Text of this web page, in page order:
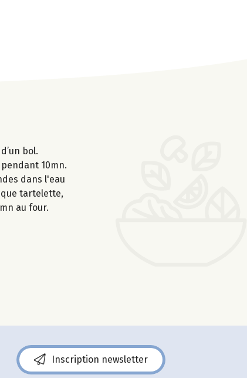
bol.
10mn.
dans l'eau
tartelette,
au four.
Inscription newsletter